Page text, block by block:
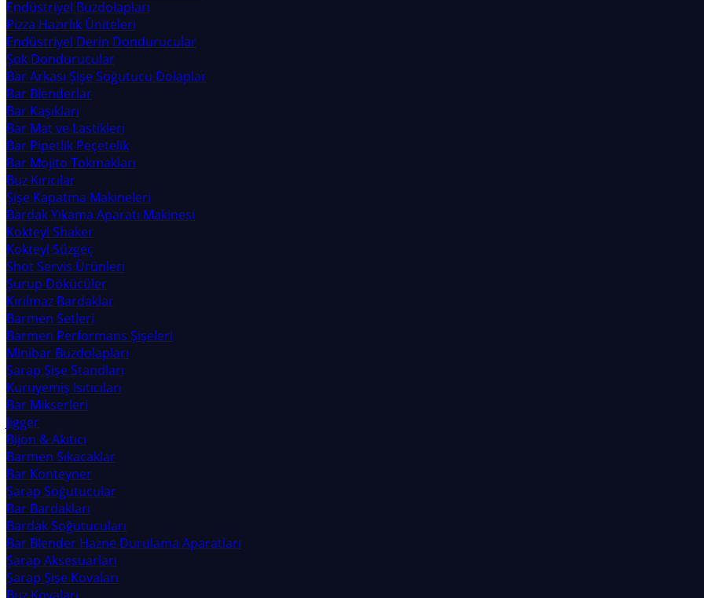
Endüstriyel Buzdolapları
Pizza Hazırlık Üniteleri
Endüstriyel Derin Dondurucular
Şok Dondurucular
Bar Arkası Şişe Soğutucu Dolaplar
Bar Blenderlar
Bar Kaşıkları
Bar Mat ve Lastikleri
Bar Pipetlik Peçetelik
Bar Mojito Tokmakları
Buz Kırıcılar
Şişe Kapatma Makineleri
Bardak Yıkama Aparatı Makinesi
Kokteyl Shaker
Kokteyl Süzgeç
Shot Servis Ürünleri
Şurup Dökücüler
Kırılmaz Bardaklar
Barmen Setleri
Barmen Performans Şişeleri
Minibar Buzdolapları
Şarap Şişe Standları
Kuruyemiş Isıtıcıları
Bar Mikserleri
Jigger
Bijon & Akıtıcı
Barmen Sıkacaklar
Bar Konteyner
Şarap Soğutucular
Bar Bardakları
Bardak Soğutucuları
Bar Blender Hazne Durulama Aparatları
Şarap Aksesuarları
Şarap Şişe Kovaları